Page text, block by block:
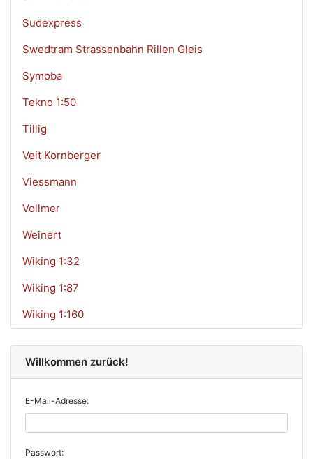
Sudexpress
Swedtram Strassenbahn Rillen Gleis
Symoba
Tekno 1:50
Tillig
Veit Kornberger
Viessmann
Vollmer
Weinert
Wiking 1:32
Wiking 1:87
Wiking 1:160
Willkommen zurück!
E-Mail-Adresse:
Passwort: